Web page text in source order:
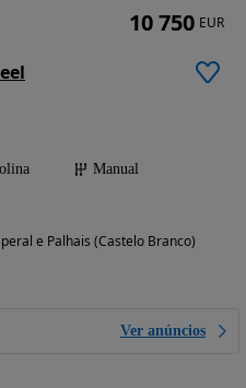
Manual
e Palhais (Castelo Branco)
Ver anúncios
10 750 EUR